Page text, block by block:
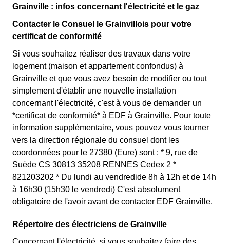
premiers KWh de chaque mois sont moins chers, et
fait attention à sa consommation à Grainville. Ce tarif
France et est disponible pour les Grainvillois éligibles.
💡🏠
clients Grainvillois l'ayant choisie avant 1998. Elle
différencie deux tarifs : pendant 22 jours le prix de
l'électricité est quatre fois plus cher, tandis que tous les
autres jours de l'année, le prix est 20% moins cher par
Grainville : infos concernant l'électricité et le gaz
Contacter le Consuel le Grainvillois pour votre
certificat de conformité
Si vous souhaitez réaliser des travaux dans votre
logement (maison et appartement confondus) à
Grainville et que vous avez besoin de modifier ou tout
simplement d'établir une nouvelle installation
concernant l'électricité, c'est à vous de demander un
*certificat de conformité* à EDF à Grainville. Pour toute
information supplémentaire, vous pouvez vous tourner
vers la direction régionale du consuel dont les
coordonnées pour le 27380 (Eure) sont : * 9, rue de
Suède CS 30813 35208 RENNES Cedex 2 *
821203202 * Du lundi au vendredide 8h à 12h et de 14h
à 16h30 (15h30 le vendredi) C'est absolument
obligatoire de l'avoir avant de contacter EDF Grainville.
Répertoire des électriciens de Grainville